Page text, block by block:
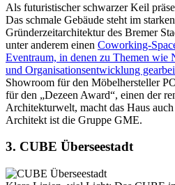
Als futuristischer schwarzer Keil
Das schmale Gebäude steht im
Gründerzeitarchitektur des Bremer
unter anderem einen Coworking-
Eventraum, in denen zu Themen
und Organisationsentwicklung
Showroom für den Möbelhersteller
für den „Dezeen Award“, einen der
Architekturwelt, macht das Haus
Architekt ist die Gruppe GME.
3. CUBE Überseestadt